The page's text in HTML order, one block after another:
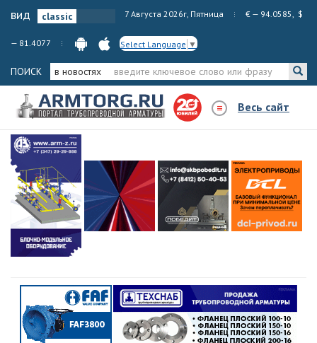
вид 7 Августа 2026г, Пятница € — 94.0585, $
— 81.4077 Select Language ▼
ПОИСК в новостях
Весь сайт